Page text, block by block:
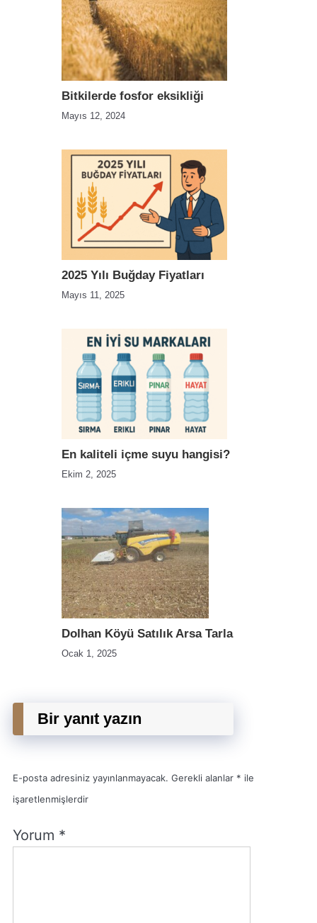
Bitkilerde fosfor eksikliği
Mayıs 12, 2024
2025 Yılı Buğday Fiyatları
Mayıs 11, 2025
En kaliteli içme suyu hangisi?
Ekim 2, 2025
Dolhan Köyü Satılık Arsa Tarla
Ocak 1, 2025
Bir yanıt yazın
E-posta adresiniz yayınlanmayacak. Gerekli alanlar * ile
işaretlenmişlerdir
Yorum *